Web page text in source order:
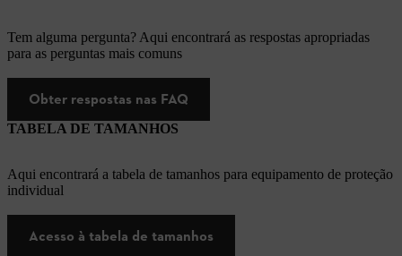
Tem alguma pergunta? Aqui encontrará as respostas apropriadas
para as perguntas mais comuns
Obter respostas nas FAQ
TABELA DE TAMANHOS
Aqui encontrará a tabela de tamanhos para equipamento de proteção
individual
Acesso à tabela de tamanhos